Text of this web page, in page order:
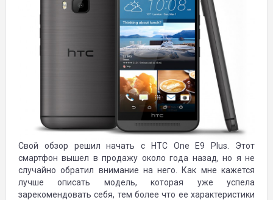
Свой обзор решил начать с HTC One E9 Plus. Этот
смартфон вышел в продажу около года назад, но я не
случайно обратил внимание на него. Как мне кажется
лучше описать модель, которая уже успела
зарекомендовать себя, тем более что ее характеристики